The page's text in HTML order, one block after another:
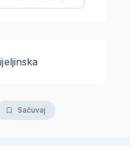
Sačuvaj